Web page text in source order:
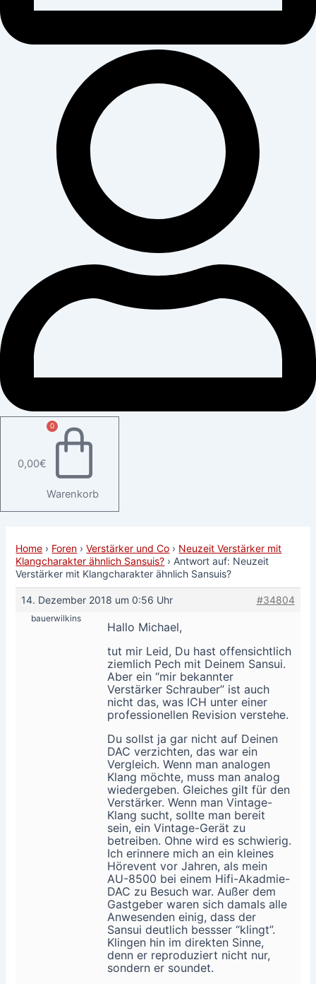
0,00€
0
Warenkorb
Home › Foren › Verstärker und Co › Neuzeit Verstärker mit
Klangcharakter ähnlich Sansuis? › Antwort auf: Neuzeit
Verstärker mit Klangcharakter ähnlich Sansuis?
14. Dezember 2018 um 0:56 Uhr #34804
bauerwilkins
Hallo Michael,
tut mir Leid, Du hast offensichtlich
ziemlich Pech mit Deinem Sansui.
Aber ein “mir bekannter
Verstärker Schrauber” ist auch
nicht das, was ICH unter einer
professionellen Revision verstehe.
Du sollst ja gar nicht auf Deinen
DAC verzichten, das war ein
Vergleich. Wenn man analogen
Klang möchte, muss man analog
wiedergeben. Gleiches gilt für den
Verstärker. Wenn man Vintage-
Klang sucht, sollte man bereit
sein, ein Vintage-Gerät zu
betreiben. Ohne wird es schwierig.
Ich erinnere mich an ein kleines
Hörevent vor Jahren, als mein
AU-8500 bei einem Hifi-Akadmie-
DAC zu Besuch war. Außer dem
Gastgeber waren sich damals alle
Anwesenden einig, dass der
Sansui deutlich bessser “klingt”.
Klingen hin im direkten Sinne,
denn er reproduziert nicht nur,
sondern er soundet.